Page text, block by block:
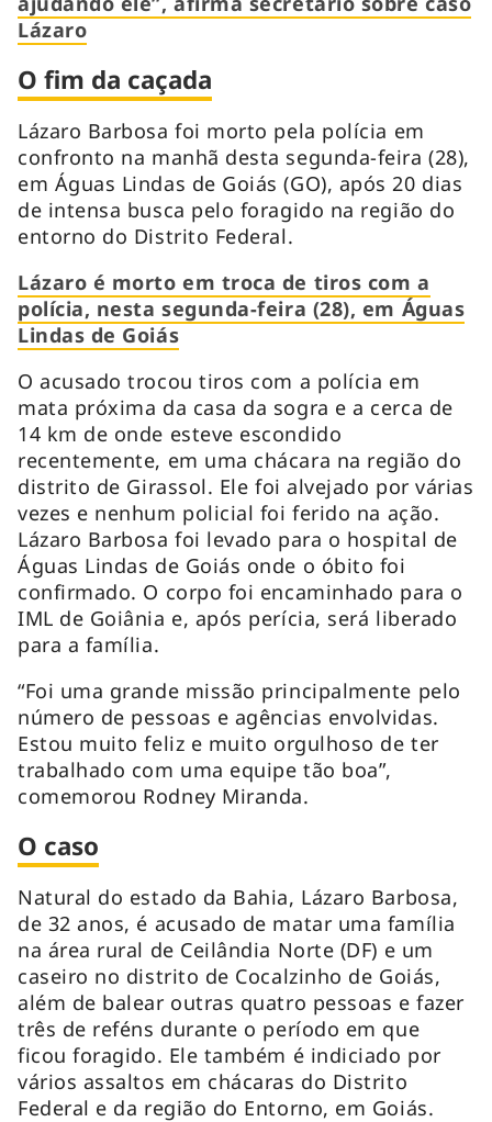
Lázaro
O fim da caçada
Lázaro Barbosa foi morto pela polícia em
confronto na manhã desta segunda-feira (28),
em Águas Lindas de Goiás (GO), após 20 dias
de intensa busca pelo foragido na região do
entorno do Distrito Federal.
Lázaro é morto em troca de tiros com a
polícia, nesta segunda-feira (28), em Águas
Lindas de Goiás
O acusado trocou tiros com a polícia em
mata próxima da casa da sogra e a cerca de
14 km de onde esteve escondido
recentemente, em uma chácara na região do
distrito de Girassol. Ele foi alvejado por várias
vezes e nenhum policial foi ferido na ação.
Lázaro Barbosa foi levado para o hospital de
Águas Lindas de Goiás onde o óbito foi
confirmado. O corpo foi encaminhado para o
IML de Goiânia e, após perícia, será liberado
para a família.
“Foi uma grande missão principalmente pelo
número de pessoas e agências envolvidas.
Estou muito feliz e muito orgulhoso de ter
trabalhado com uma equipe tão boa”,
comemorou Rodney Miranda.
O caso
Natural do estado da Bahia, Lázaro Barbosa,
de 32 anos, é acusado de matar uma família
na área rural de Ceilândia Norte (DF) e um
caseiro no distrito de Cocalzinho de Goiás,
além de balear outras quatro pessoas e fazer
três de reféns durante o período em que
ficou foragido. Ele também é indiciado por
vários assaltos em chácaras do Distrito
Federal e da região do Entorno, em Goiás.